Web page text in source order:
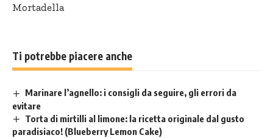
Mortadella
Ti potrebbe piacere anche
Marinare l’agnello: i consigli da seguire, gli errori da
evitare
Torta di mirtilli al limone: la ricetta originale dal gusto
paradisiaco! (Blueberry Lemon Cake)